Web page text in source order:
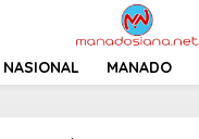
NASIONAL MANADO